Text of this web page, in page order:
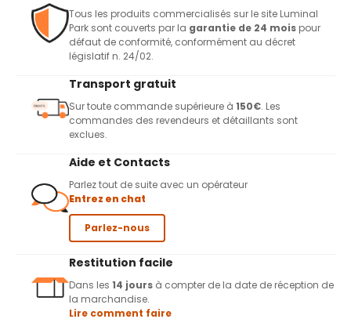
Tous les produits commercialisés sur le site Luminal
Park sont couverts par la garantie de 24 mois pour
défaut de conformité, conformément au décret
législatif n. 24/02.
Transport gratuit
Sur toute commande supérieure à 150€. Les
commandes des revendeurs et détaillants sont
exclues.
Aide et Contacts
Parlez tout de suite avec un opérateur
Entrez en chat
Parlez-nous
Restitution facile
Dans les 14 jours à compter de la date de réception de
la marchandise.
Lire comment faire